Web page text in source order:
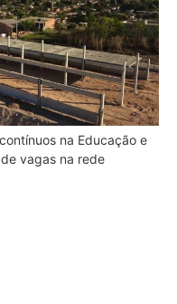
na Educação e
vagas na rede